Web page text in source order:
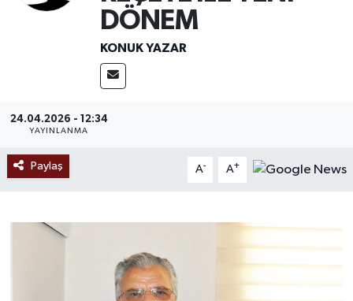
DÖNEM
KONUK YAZAR
24.04.2026 - 12:34
YAYINLANMA
Paylaş A- A+